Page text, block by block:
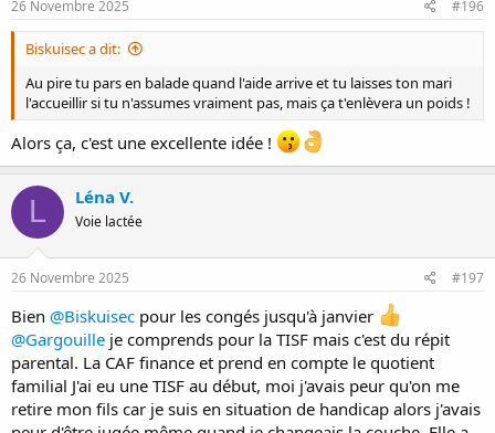
s
26 Novembre 2025 #196
Biskuisec a dit:
Au pire tu pars en balade quand l'aide arrive et tu laisses ton mari
l'accueillir si tu n'assumes vraiment pas, mais ça t'enlèvera un poids !
Alors ça, c'est une excellente idée !
L Léna V.
Voie lactée
26 Novembre 2025 #197
Bien @Biskuisec pour les congés jusqu'à janvier
@Gargouille je comprends pour la TISF mais c'est du répit
parental. La CAF finance et prend en compte le quotient
familial J'ai eu une TISF au début, moi j'avais peur qu'on me
retire mon fils car je suis en situation de handicap alors j'avais